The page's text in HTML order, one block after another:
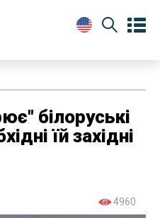
білоруські
їй західні
4960